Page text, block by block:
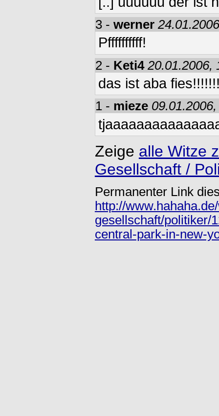
3 - werner
Pffffffffff!
2 - Keti4 20.01.2006,
das ist aba
1 - mieze
Zeige alle Witze
Gesellschaft /
Permanenter Link
http://
gesellschaft/politiker/
central-park-in-new-